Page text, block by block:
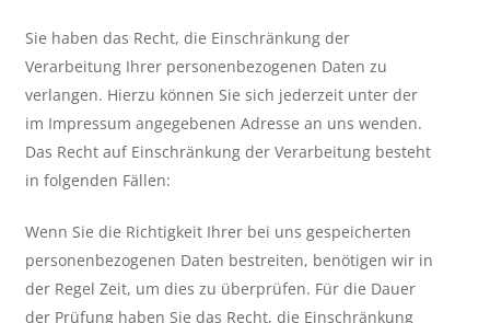
Sie haben das Recht, die Einschränkung der
Verarbeitung Ihrer personenbezogenen Daten zu
verlangen. Hierzu können Sie sich jederzeit unter der
im Impressum angegebenen Adresse an uns wenden.
Das Recht auf Einschränkung der Verarbeitung besteht
in folgenden Fällen:
Wenn Sie die Richtigkeit Ihrer bei uns gespeicherten
personenbezogenen Daten bestreiten, benötigen wir in
der Regel Zeit, um dies zu überprüfen. Für die Dauer
der Prüfung haben Sie das Recht, die Einschränkung